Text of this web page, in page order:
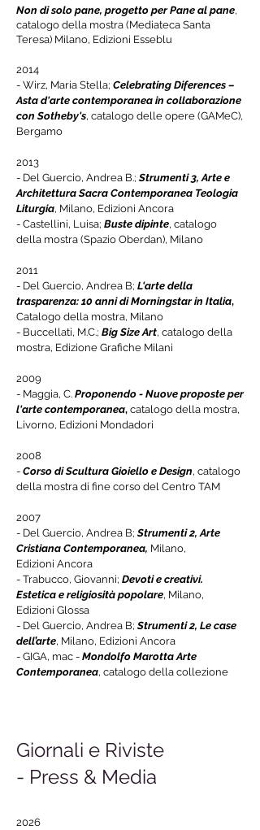
Non di solo pane, progetto per Pane al pane,
catalogo della mostra (Mediateca Santa
Teresa) Milano, Edizioni Esseblu
2014
- Wirz, Maria Stella; Celebrating Diferences –
Asta d'arte contemporanea in collaborazione
con Sotheby's, catalogo delle opere (GAMeC),
Bergamo
2013
- Del Guercio, Andrea B.; Strumenti 3, Arte e
Architettura Sacra Contemporanea Teologia
Liturgia, Milano, Edizioni Ancora
- Castellini, Luisa; Buste dipinte, catalogo
della mostra (Spazio Oberdan), Milano
2011
- Del Guercio, Andrea B; L'arte della
trasparenza: 10 anni di Morningstar in Italia,
Catalogo della mostra, Milano
- Buccellati, M.C.; Big Size Art, catalogo della
mostra, Edizione Grafiche Milani
2009
- Maggia, C. Proponendo - Nuove proposte per
l'arte contemporanea, catalogo della mostra,
Livorno, Edizioni Mondadori
2008
- Corso di Scultura Gioiello e Design, catalogo
della mostra di fine corso del Centro TAM
2007
- Del Guercio, Andrea B; Strumenti 2, Arte
Cristiana Contemporanea, Milano,
Edizioni Ancora
- Trabucco, Giovanni; Devoti e creativi.
Estetica e religiosità popolare, Milano,
Edizioni Glossa
- Del Guercio, Andrea B; Strumenti 2, Le case
dell’arte, Milano, Edizioni Ancora
- GIGA, mac - Mondolfo Marotta Arte
Contemporanea, catalogo della collezione
Giornali e Riviste
- Press & Media
2026